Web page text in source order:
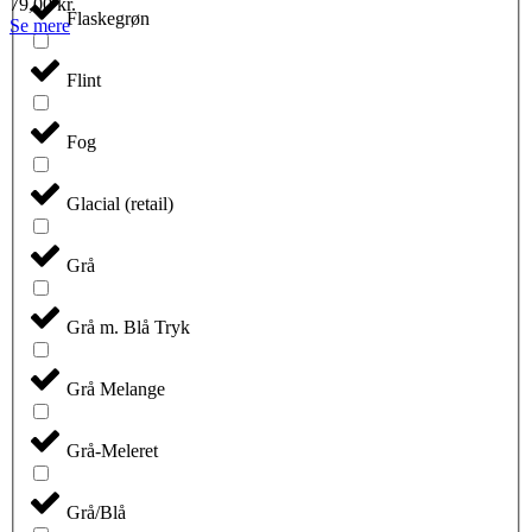
Flaskegrøn
Flint
Fog
Glacial (retail)
Grå
Grå m. Blå Tryk
Grå Melange
Grå-Meleret
Grå/Blå
79,00kr.
Se mereDette
flere
Mulighederne
kan
på
varesiden